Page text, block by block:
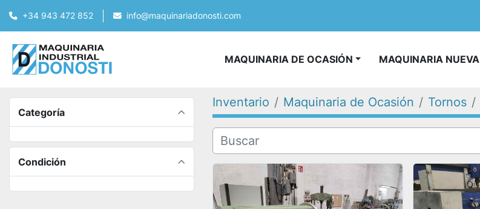
+34 943 472 852 info@maquinariadonosti.com
MAQUINARIA NUEVA
MAQUINARIA DE OCASIÓN
Categoría
Condición
Inventario Maquinaria de Ocasión Tornos